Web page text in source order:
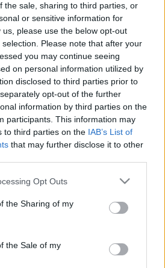
the sale, sharing to third parties, or
or sensitive information for
please use the below opt-out
Please note that after your
you may continue seeing
on personal information utilized by
disclosed to third parties prior to
opt-out of the further
information by third parties on the
participants. This information may
to third parties on the IAB’s List of
that may further disclose it to other
app uses one or more Google
usage behaviour. You may click to
Google and its third-party tags to
specified purposes in below Google
Opt Outs
the Sharing of my
the Sale of my